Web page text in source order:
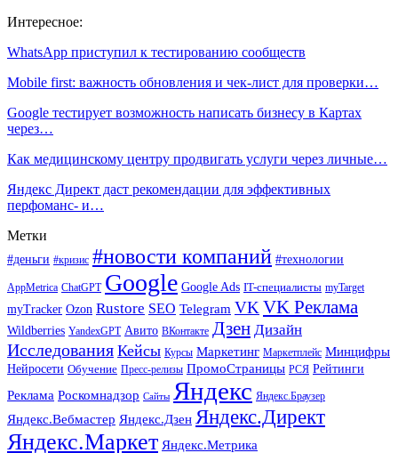
Интересное:
WhatsApp приступил к тестированию сообществ
Mobile first: важность обновления и чек-лист для проверки…
Google тестирует возможность написать бизнесу в Картах
через…
Как медицинскому центру продвигать услуги через личные…
Яндекс Директ даст рекомендации для эффективных
перфоманс- и…
Метки
#деньги #кризис #новости компаний #технологии
AppMetrica ChatGPT Google Google Ads IT-специалисты myTarget
myTracker Ozon Rustore SEO Telegram VK VK Реклама
Wildberries YandexGPT Авито ВКонтакте Дзен Дизайн
Исследования Кейсы Курсы Маркетинг Маркетплейс Минцифры
Нейросети Обучение Пресс-релизы ПромоСтраницы РСЯ Рейтинги
Реклама Роскомнадзор Сайты Яндекс Яндекс.Браузер
Яндекс.Вебмастер Яндекс.Дзен Яндекс.Директ
Яндекс.Маркет Яндекс.Метрика